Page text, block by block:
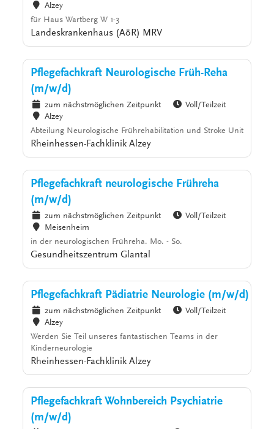
Alzey
für Haus Wartberg W 1-3
Landeskrankenhaus (AöR) MRV
Pflegefachkraft Neurologische Früh-Reha
(m/w/d)
zum nächstmöglichen Zeitpunkt
Voll/Teilzeit
Alzey
Abteilung Neurologische Frührehabilitation und Stroke Unit
Rheinhessen-Fachklinik Alzey
Pflegefachkraft neurologische Frühreha
(m/w/d)
zum nächstmöglichen Zeitpunkt
Voll/Teilzeit
Meisenheim
in der neurologischen Frühreha. Mo. - So.
Gesundheitszentrum Glantal
Pflegefachkraft Pädiatrie Neurologie (m/w/d)
zum nächstmöglichen Zeitpunkt
Voll/Teilzeit
Alzey
Werden Sie Teil unseres fantastischen Teams in der
Kinderneurologie
Rheinhessen-Fachklinik Alzey
Pflegefachkraft Wohnbereich Psychiatrie
(m/w/d)